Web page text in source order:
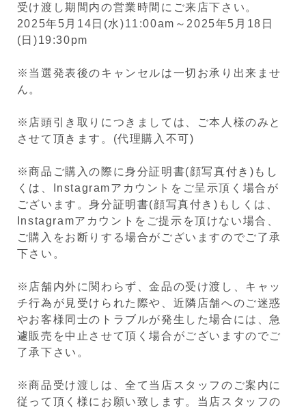
受け渡し期間内の営業時間にご来店下さい。
2025年5月14日(水)11:00am～2025年5月18日
(日)19:30pm
※当選発表後のキャンセルは一切お承り出来ませ
ん。
※店頭引き取りにつきましては、ご本人様のみと
させて頂きます。(代理購入不可)
※商品ご購入の際に身分証明書(顔写真付き)もし
くは、Instagramアカウントをご呈示頂く場合が
ございます。身分証明書(顔写真付き)もしくは、
Instagramアカウントをご提示を頂けない場合、
ご購入をお断りする場合がございますのでご了承
下さい。
※店舗内外に関わらず、金品の受け渡し、キャッ
チ行為が見受けられた際や、近隣店舗へのご迷惑
やお客様同士のトラブルが発生した場合には、急
遽販売を中止させて頂く場合がございますのでご
了承下さい。
※商品受け渡しは、全て当店スタッフのご案内に
従って頂く様にお願い致します。当店スタッフの